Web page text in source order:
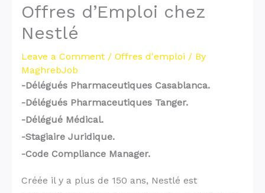
Offres d’Emploi chez
Nestlé
Leave a Comment / Offres d'emploi / By
MaghrebJob
-Délégués Pharmaceutiques Casablanca.
-Délégués Pharmaceutiques Tanger.
-Délégué Médical.
-Stagiaire Juridique.
-Code Compliance Manager.
Créée il y a plus de 150 ans, Nestlé est